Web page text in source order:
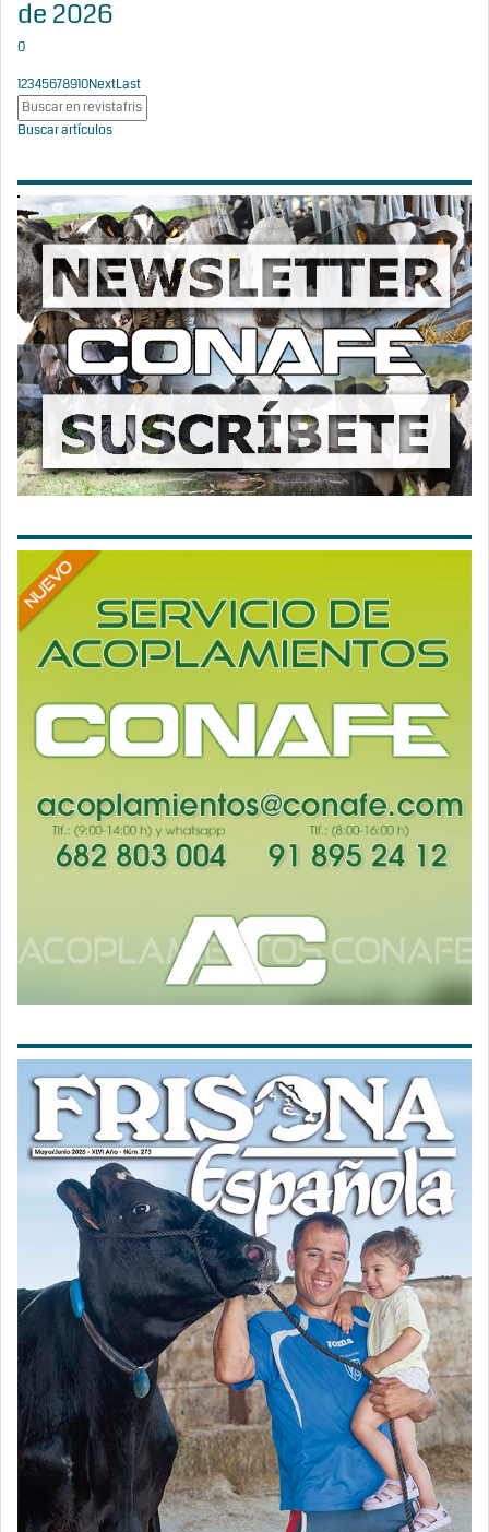
de 2026
0
12345678910NextLast
Buscar artículos